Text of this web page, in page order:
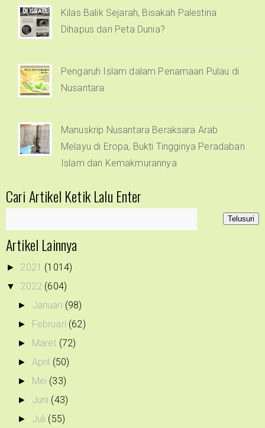
Kilas Balik Sejarah, Bisakah Palestina
Dihapus dari Peta Dunia?
Pengaruh Islam dalam Penamaan Pulau di
Nusantara
Manuskrip Nusantara Beraksara Arab
Melayu di Eropa, Bukti Tingginya Peradaban
Islam dan Kemakmurannya
Cari Artikel Ketik Lalu Enter
Artikel Lainnya
► 2021 (1014)
▼ 2022 (604)
► Januari (98)
► Februari (62)
► Maret (72)
► April (50)
► Mei (33)
► Juni (43)
► Juli (55)